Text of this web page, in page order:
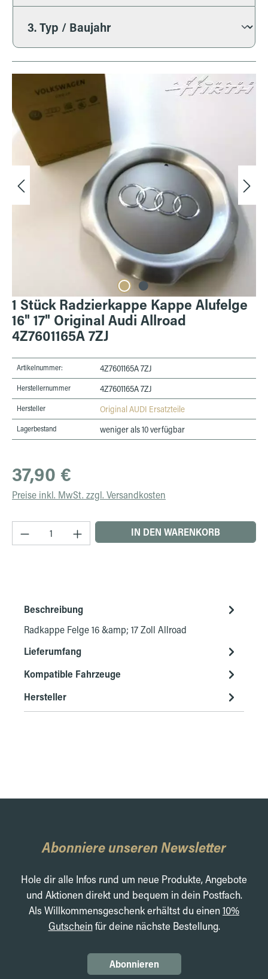
Bildergalerie überspringen
1 Stück Radzierkappe Kappe Alufelge
16" 17" Original Audi Allroad
4Z7601165A 7ZJ
Artikelnummer: 4Z7601165A 7ZJ
Herstellernummer 4Z7601165A 7ZJ
Hersteller Original AUDI Ersatzteile
Lagerbestand weniger als 10 verfügbar
Regulärer Preis:
37,90 €
Preise inkl. MwSt. zzgl. Versandkosten
Produkt Anzahl: Gib den gewünschten Wert
IN DEN WARENKORB
Beschreibung
Radkappe Felge 16 &amp; 17 Zoll Allroad
Lieferumfang
Kompatible Fahrzeuge
Hersteller
Abonniere unseren Newsletter
Hole dir alle Infos rund um neue Produkte, Angebote
und Aktionen direkt und bequem in dein Postfach.
Als Willkommensgeschenk erhältst du einen10%
Gutscheinfür deine nächste Bestellung.
Abonnieren